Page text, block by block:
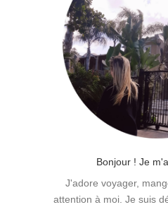
Bonjour ! Je
J'adore voyager,
attention à moi. Je suis